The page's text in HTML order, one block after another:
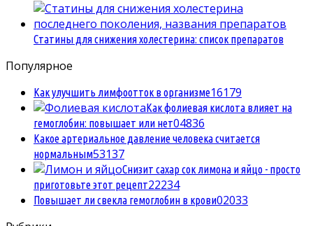
Статины для снижения холестерина: список препаратов
Популярное
Как улучшить лимфоотток в организме16179
Как фолиевая кислота влияет на
гемоглобин: повышает или нет04836
Какое артериальное давление человека считается
нормальным53137
Снизит сахар сок лимона и яйцо - просто
приготовьте этот рецепт22234
Повышает ли свекла гемоглобин в крови02033